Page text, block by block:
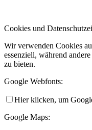
Cookies und
Wir verwenden Cookies
essenziell, während
zu bieten.
Google Webfonts:
Hier klicken, um
Google Maps: